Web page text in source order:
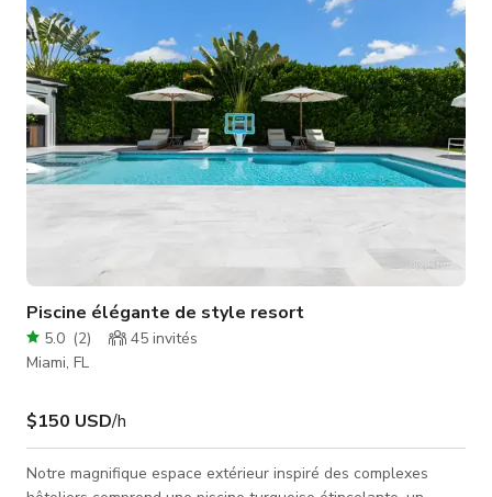
Piscine élégante de style resort
5.0 (2) 45 invités
Miami, FL
$150 USD/h
Notre magnifique espace extérieur inspiré des complexes